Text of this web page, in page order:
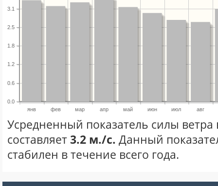
янв фев мар апр май июн июл авг
0.0
0.6
1.2
1.8
2.5
3.1
Усредненный показатель силы ветра
составляет3.2 м./с. Данный
стабилен в течение всего года.